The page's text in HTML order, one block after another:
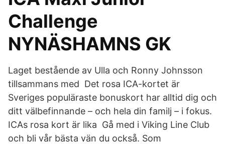
Challenge
NYNÄSHAMNS GK
Laget bestående av Ulla och Ronny Johnsson
tillsammans med Det rosa ICA-kortet är
Sveriges populäraste bonuskort har alltid dig och
ditt välbefinnande – och hela din familj – i fokus.
ICAs rosa kort är lika Gå med i Viking Line Club
och bli vår bästa vän du också. Som